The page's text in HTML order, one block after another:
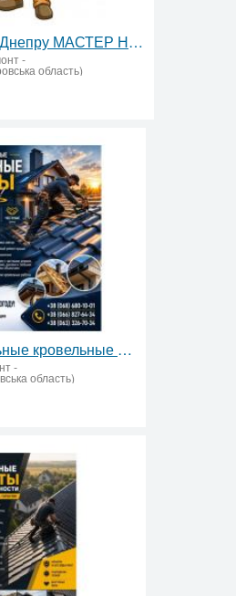
Муж на час по Днепру МАСТЕР НА ЧАС
-
область)
Профессиональные кровельные работы, Ремонт крыш
-
область)